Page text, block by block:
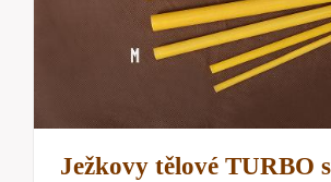
Ježkovy tělové TURBO